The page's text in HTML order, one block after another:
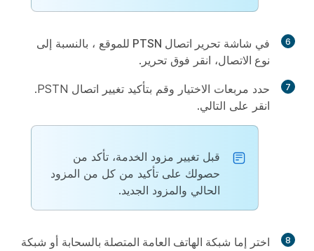
6 في شاشة تحرير اتصال PTSN للموقع
، بالنسبة إلى
نوع الاتصال، انقر فوق تحرير .
7
حدد مربعات الاختيار وقم بتأكيد تغيير اتصال PSTN.
انقر على التالي.
قبل تغيير مزود الخدمة، تأكد من
حصولك على تأكيد من كل من المزود
الحالي والمزود الجديد.
8 اختر إما شبكة الهاتف العامة المتصلة بالسحابة أو شبكة